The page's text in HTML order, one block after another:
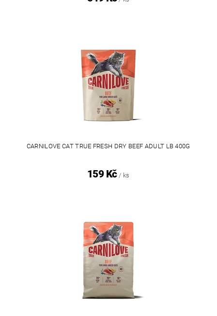
CARNILOVE CAT TRUE FRESH DRY BEEF ADULT LB 400G
159 Kč / ks